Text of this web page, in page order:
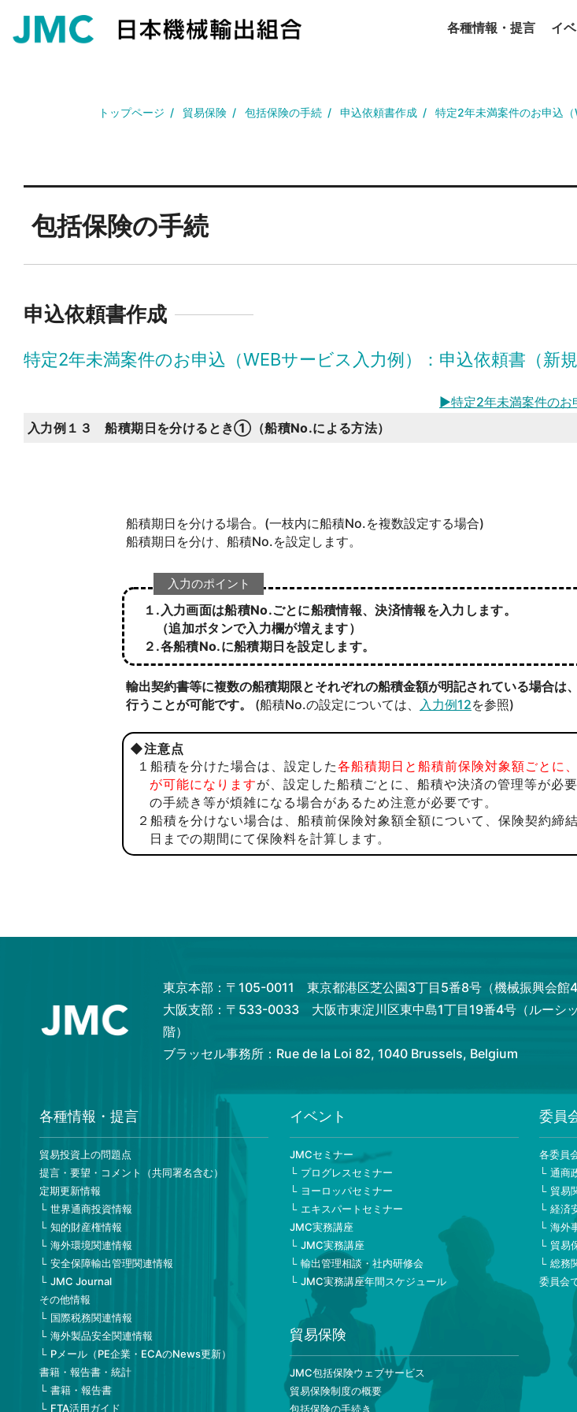
各種情報・提言 イ
トップページ 貿易保険 包括保険の手続 申込依頼書作成 特定2年未満案件のお申込（
包括保険の手続
申込依頼書作成
特定2年未満案件のお申込（WEBサービス入力例）：申込依頼書（新規
▶特定2年未満案件のお
入力例１３ 船積期日を分けるとき①（船積No.による方法）
船積期日を分ける場合。(一枝内に船積No.を複数設定する場合)
船積期日を分け、船積No.を設定します。
入力のポイント
１.入力画面は船積No.ごとに船積情報、決済情報を入力します。
（追加ボタンで入力欄が増えます）
２.各船積No.に船積期日を設定します。
輸出契約書等に複数の船積期限とそれぞれの船積金額が明記されている場合は
行うことが可能です。
(船積No.の設定については、 入力例12を参照)
◆注意点
１船積を分けた場合は、設定した各船積期日と船積前保険対象額ごとに
が可能になりますが、設定した船積ごとに、船積や決済の管理等が必
の手続き等が煩雑になる場合があるため注意が必要です。
２船積を分けない場合は、船積前保険対象額全額について、保険契約締
日までの期間にて保険料を計算します。
東京本部：〒105-0011 東京都港区芝公園3丁目5番8号（機械振興会館4
大阪支部：〒533-0033 大阪市東淀川区東中島1丁目19番4号（ルーシ
階）
ブラッセル事務所：Rue de la Loi 82, 1040 Brussels, Belgium
各種情報・提言
貿易投資上の問題点
提言・要望・コメント（共同署名含む）
定期更新情報
世界通商投資情報
知的財産権情報
海外環境関連情報
安全保障輸出管理関連情報
JMC Journal
その他情報
国際税務関連情報
海外製品安全関連情報
Pメール（PE企業・ECAのNews更新）
書籍・報告書・統計
書籍・報告書
FTA活用ガイド
イベント
JMCセミナー
プログレスセミナー
ヨーロッパセミナー
エキスパートセミナー
JMC実務講座
JMC実務講座
輸出管理相談・社内研修会
JMC実務講座年間スケジュール
貿易保険
JMC包括保険ウェブサービス
貿易保険制度の概要
包括保険の手続き
委員
各委員
通商
貿易
経済
海外
貿易
総務
委員会